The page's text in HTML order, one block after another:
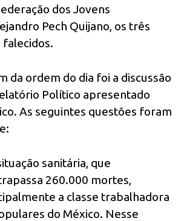
dos Jovens
Pech Quijano, os três
da ordem do dia foi a discussão
Político apresentado
As seguintes questões foram
sanitária, que
260.000 mortes,
a classe trabalhadora
do México. Nesse